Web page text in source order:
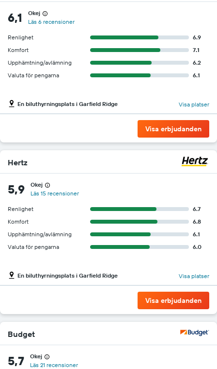
6,1
Okej
Läs 6 recensioner
Renlighet
6.9
Komfort
7.1
Upphämtning/avlämning
6.2
Valuta för pengarna
6.1
En biluthyrningsplats i Garfield Ridge Visa platser
Visa erbjudanden
Hertz
5,9
Okej
Läs 15 recensioner
Renlighet
6.7
Komfort
6.8
Upphämtning/avlämning
6.1
Valuta för pengarna
6.0
En biluthyrningsplats i Garfield Ridge Visa platser
Visa erbjudanden
Budget
5,7
Okej
Läs 21 recensioner